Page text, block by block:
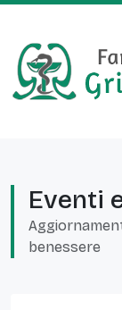
Eventi
benessere